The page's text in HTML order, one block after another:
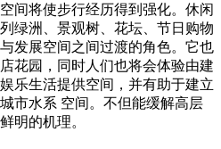
间将使步行经历得到强化。休闲
绿洲、景观树、花坛、节日购物
发展空间之间过渡的角色。它也
花园，同时人们也将会体验由建
乐生活提供空间，并有助于建立
市水系 空间。不但能缓解高层
明的机理。